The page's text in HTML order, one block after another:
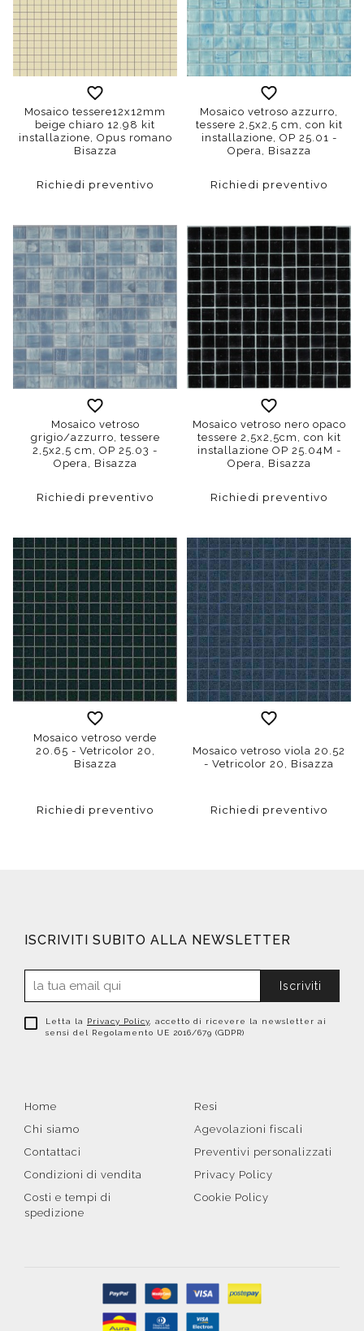
Mosaico tessere12x12mm
beige chiaro 12.98 kit
installazione, Opus romano
Bisazza
Richiedi preventivo
Mosaico vetroso azzurro,
tessere 2,5x2,5 cm, con kit
installazione, OP 25.01 -
Opera, Bisazza
Richiedi preventivo
Mosaico vetroso
grigio/azzurro, tessere
2,5x2,5 cm, OP 25.03 -
Opera, Bisazza
Richiedi preventivo
Mosaico vetroso nero opaco
tessere 2,5x2,5cm, con kit
installazione OP 25.04M -
Opera, Bisazza
Richiedi preventivo
Mosaico vetroso verde
20.65 - Vetricolor 20,
Bisazza
Richiedi preventivo
Mosaico vetroso viola 20.52
- Vetricolor 20, Bisazza
Richiedi preventivo
ISCRIVITI SUBITO ALLA NEWSLETTER
Iscriviti
Letta la Privacy Policy , accetto di ricevere la newsletter ai
sensi del Regolamento UE 2016/679 (GDPR)
Home
Chi siamo
Contattaci
Condizioni di vendita
Costi e tempi di
spedizione
Resi
Agevolazioni fiscali
Preventivi personalizzati
Privacy Policy
Cookie Policy